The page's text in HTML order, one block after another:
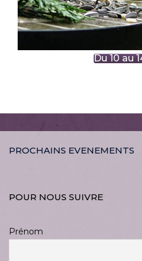
Du 10 au
PROCHAINS EVENEMENTS
POUR NOUS SUIVRE
Prénom